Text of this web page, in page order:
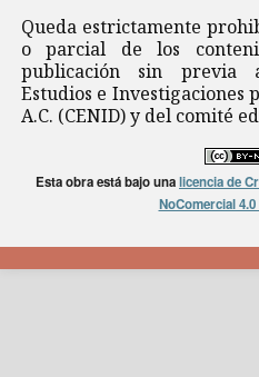
Queda estrictamente
o parcial de los
publicación sin previa
Estudios e Investigaciones
A.C. (CENID) y del comité
Esta obra está bajo unalicencia de
NoComercial